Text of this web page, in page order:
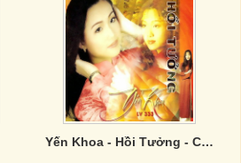
Yến Khoa - Hồi Tưởng - CD1